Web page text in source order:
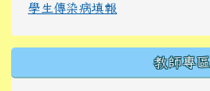
學生傳染病填報
教師專區